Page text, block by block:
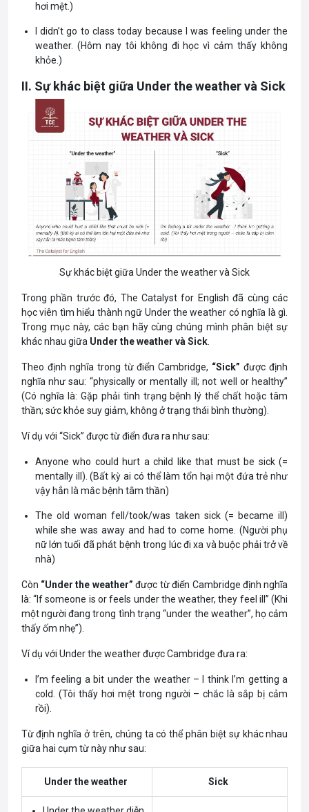
hơi mệt.)
I didn’t go to class today because I was feeling under the
weather. (Hôm nay tôi không đi học vì cảm thấy không
khỏe.)
II. Sự khác biệt giữa Under the weather và Sick
Sự khác biệt giữa Under the weather và Sick
Trong phần trước đó, The Catalyst for English đã cùng các
học viên tìm hiểu thành ngữ Under the weather có nghĩa là gì.
Trong mục này, các bạn hãy cùng chúng mình phân biệt sự
khác nhau giữa Under the weather và Sick.
Theo định nghĩa trong từ điển Cambridge, “Sick” được định
nghĩa như sau: “physically or mentally ill ; not well or healthy”
(Có nghĩa là: Gặp phải tình trạng bệnh lý thể chất hoặc tâm
thần; sức khỏe suy giảm, không ở trạng thái bình thường).
Ví dụ với “Sick” được từ điển đưa ra như sau:
Anyone who could hurt a child like that must be sick (=
mentally ill). (Bất kỳ ai có thể làm tổn hại một đứa trẻ như
vậy hẳn là mắc bệnh tâm thần)
The old woman fell/took/was taken sick (= became ill)
while she was away and had to come home. (Người phụ
nữ lớn tuổi đã phát bệnh trong lúc đi xa và buộc phải trở về
nhà)
Còn “Under the weather” được từ điển Cambridge định nghĩa
là: “If someone is orfeels under theweather, they feel ill” (Khi
một người đang trong tình trạng “under the weather”, họ cảm
thấy ốm nhẹ”).
Ví dụ với Under the weather được Cambridge đưa ra:
I’m feeling a bit under the weather – I think I’m getting a
cold. (Tôi thấy hơi mệt trong người – chắc là sắp bị cảm
rồi).
Từ định nghĩa ở trên, chúng ta có thể phân biệt sự khác nhau
giữa hai cụm từ này như sau:
Under the weather Sick